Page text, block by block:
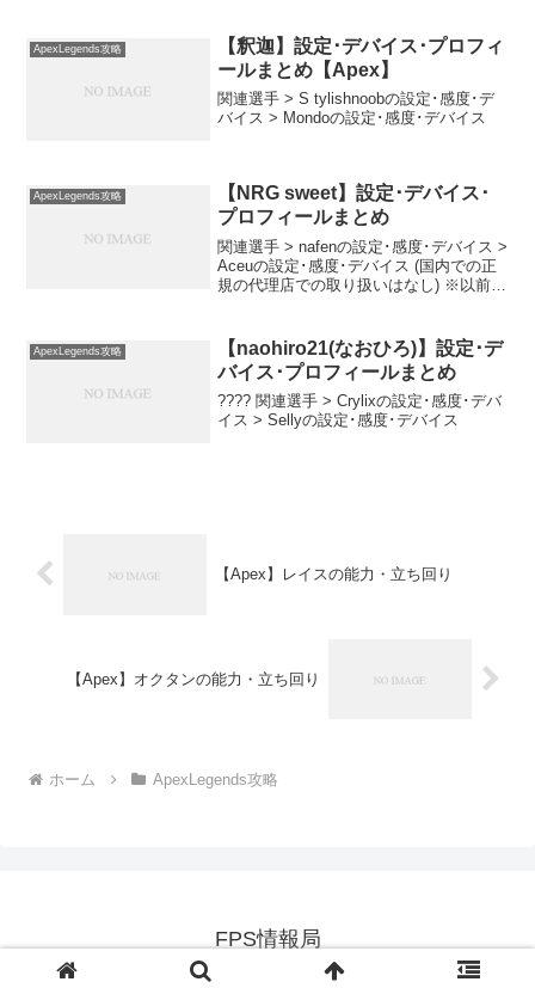
ApexLegends攻略
【釈迦】設定･デバイス･プロフィ
ールまとめ【Apex】
関連選手 > S tylishnoobの設定･感度･デ
バイス > Mondoの設定･感度･デバイス
ApexLegends攻略
【NRG sweet】設定･デバイス･
プロフィールまとめ
関連選手 > nafenの設定･感度･デバイス >
Aceuの設定･感度･デバイス (国内での正
規の代理店での取り扱いはなし) ※以前使
ApexLegends攻略
【naohiro21(なおひろ)】設定･デ
バイス･プロフィールまとめ
???? 関連選手 > Crylixの設定･感度･デバ
イス > Sellyの設定･感度･デバイス
【Apex】レイスの能力・立ち回り
【Apex】オクタンの能力・立ち回り
ホーム ApexLegends攻略
FPS情報局
© 2021 FPS情報局.